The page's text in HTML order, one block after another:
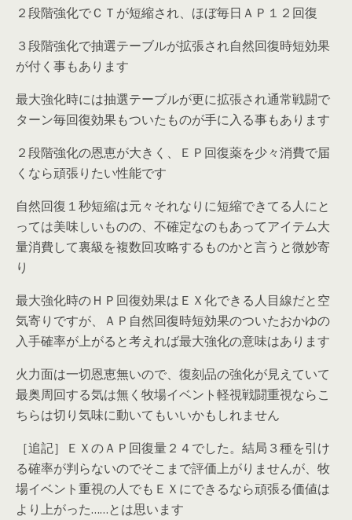
２段階強化でＣＴが短縮され、ほぼ毎日ＡＰ１２回復
３段階強化で抽選テーブルが拡張され自然回復時短効果
が付く事もあります
最大強化時には抽選テーブルが更に拡張され通常戦闘で
ターン毎回復効果もついたものが手に入る事もあります
２段階強化の恩恵が大きく、ＥＰ回復薬を少々消費で届
くなら頑張りたい性能です
自然回復１秒短縮は元々それなりに短縮できてる人にと
っては美味しいものの、不確定なのもあってアイテム大
量消費して裏級を複数回攻略するものかと言うと微妙寄
り
最大強化時のＨＰ回復効果はＥＸ化できる人目線だと空
気寄りですが、ＡＰ自然回復時短効果のついたおかゆの
入手確率が上がると考えれば最大強化の意味はあります
火力面は一切恩恵無いので、復刻品の強化が見えていて
最奥周回する気は無く牧場イベント軽視戦闘重視ならこ
ちらは切り気味に動いてもいいかもしれません
［追記］ＥＸのＡＰ回復量２４でした。結局３種を引け
る確率が判らないのでそこまで評価上がりませんが、牧
場イベント重視の人でもＥＸにできるなら頑張る価値は
より上がった……とは思います